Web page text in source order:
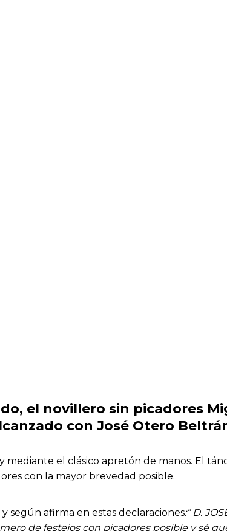
el novillero sin picadores
con José Otero
el clásico apretón de manos. El
con la mayor brevedad posible.
según afirma en estas declaraciones:” D.
de festejos con picadores posible y sé